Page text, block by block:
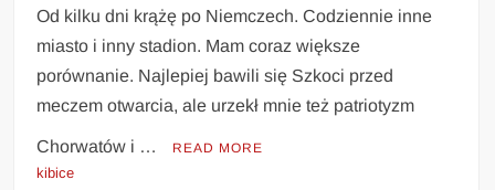
Od kilku dni krążę po Niemczech. Codziennie inne
miasto i inny stadion. Mam coraz większe
porównanie. Najlepiej bawili się Szkoci przed
meczem otwarcia, ale urzekł mnie też patriotyzm
Chorwatów i … READ MORE
kibice